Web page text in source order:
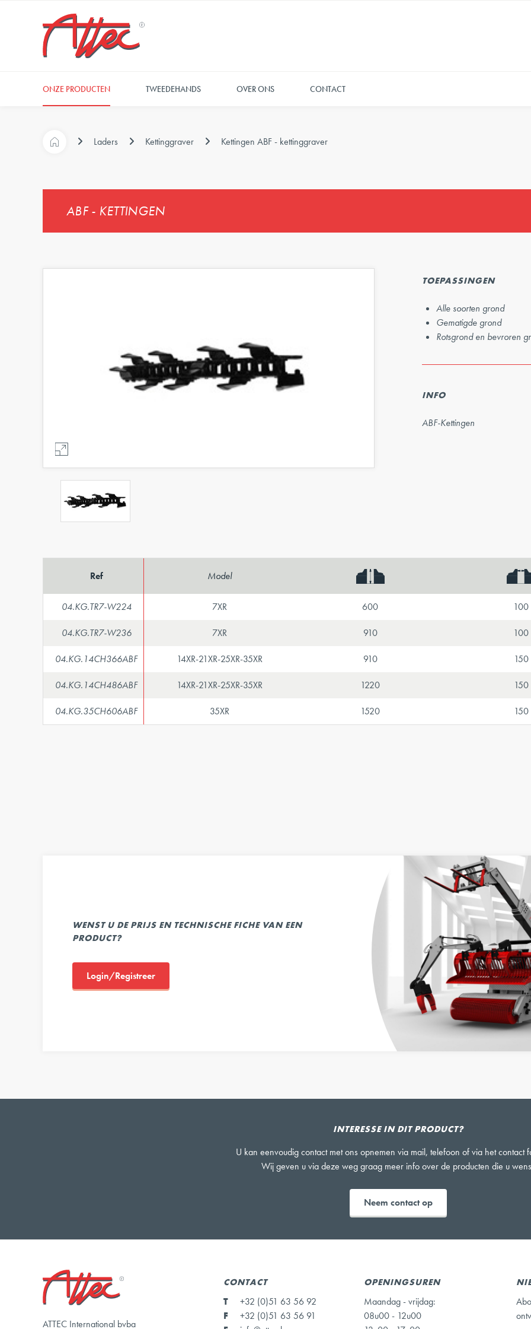
ONZE PRODUCTEN TWEEDEHANDS OVER ONS CONTACT
Laders Kettinggraver Kettingen ABF - kettinggraver
ABF - KETTINGEN
TOEPASSINGEN
Alle soorten grond
Gematigde grond
Rotsgrond en bevroren
INFO
ABF-Kettingen
Ref Model
04.KG.TR7-W224 7XR 600 100
04.KG.TR7-W236 7XR 910 100
04.KG.14CH366ABF 14XR-21XR-25XR-35XR 910 150
04.KG.14CH486ABF 14XR-21XR-25XR-35XR 1220 150
04.KG.35CH606ABF 35XR 1520 150
WENST U DE PRIJS EN TECHNISCHE FICHE VAN EEN
PRODUCT?
Login/Registreer
INTERESSE IN DIT PRODUCT?
U kan eenvoudig contact met ons opnemen via mail, telefoon of via het contact
Wij geven u via deze weg graag meer info over de producten die u
Neem contact op
ATTEC International bvba
CONTACT
T
+32 (0)51 63 56 92
F
+32 (0)51 63 56 91
OPENINGSUREN
Maandag - vrijdag:
08u00 - 12u00